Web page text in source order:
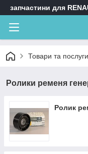
запчастини для
Товари та послуги
Ролики ременя
Ролик